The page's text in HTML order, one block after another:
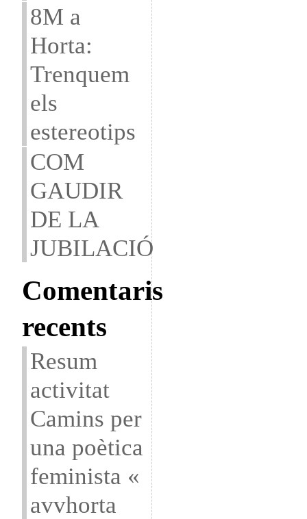
8M a
Horta:
Trenquem
els
estereotips
COM
GAUDIR
DE LA
JUBILACIÓ
Comentaris
recents
Resum
activitat
Camins per
una poètica
feminista «
avvhorta